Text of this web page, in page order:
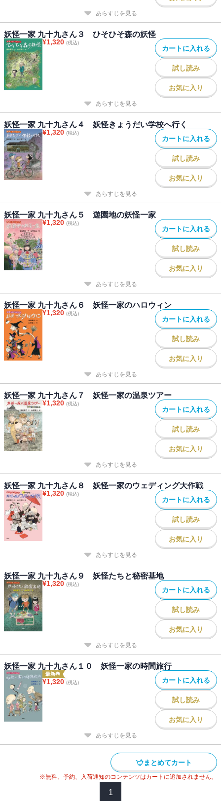
あらすじを見る
妖怪一家 九十九さん３ ひそひそ森の妖怪
¥1,320 (税込)
カートに入れる
試し読み
お気に入り
あらすじを見る
妖怪一家 九十九さん４ 妖怪きょうだい学校へ行く
¥1,320 (税込)
カートに入れる
試し読み
お気に入り
あらすじを見る
妖怪一家 九十九さん５ 遊園地の妖怪一家
¥1,320 (税込)
カートに入れる
試し読み
お気に入り
あらすじを見る
妖怪一家 九十九さん６ 妖怪一家のハロウィン
¥1,320 (税込)
カートに入れる
試し読み
お気に入り
あらすじを見る
妖怪一家 九十九さん７ 妖怪一家の温泉ツアー
¥1,320 (税込)
カートに入れる
試し読み
お気に入り
あらすじを見る
妖怪一家 九十九さん８ 妖怪一家のウェディング大作戦
¥1,320 (税込)
カートに入れる
試し読み
お気に入り
あらすじを見る
妖怪一家 九十九さん９ 妖怪たちと秘密基地
¥1,320 (税込)
カートに入れる
試し読み
お気に入り
あらすじを見る
妖怪一家 九十九さん１０ 妖怪一家の時間旅行
最新巻
¥1,320 (税込) カートに入れる
試し読み
お気に入り
あらすじを見る
まとめてカート
※無料、予約、入荷通知のコンテンツはカートに追加されません。
1